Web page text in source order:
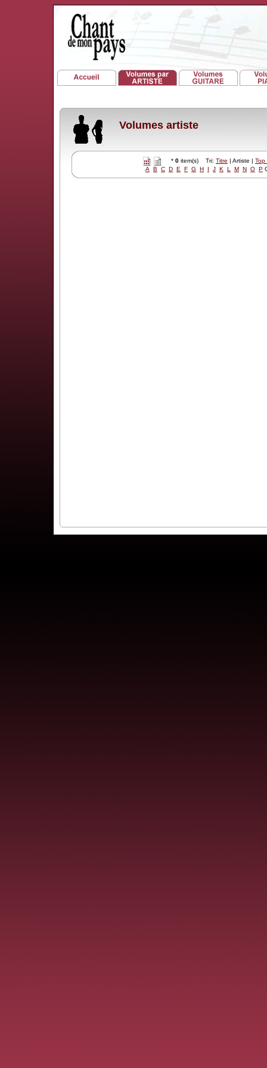
Volumes artiste
* 0 item(s) Tri: Titre | Artiste | Top
A
B C D E F G H I J K L M N O P